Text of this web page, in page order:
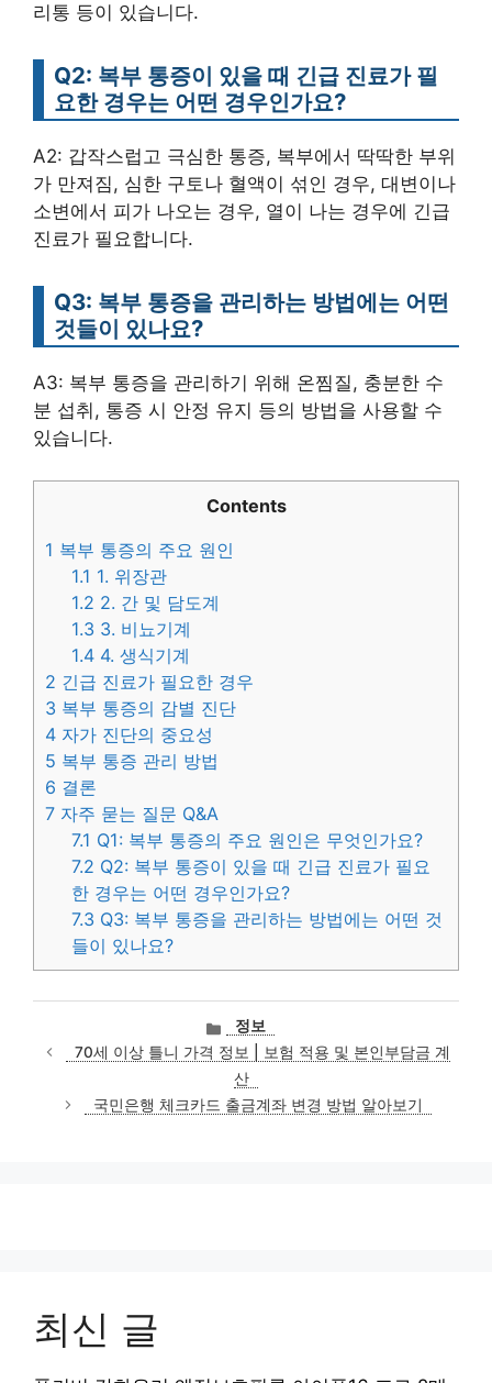
리통 등이 있습니다.
Q2: 복부 통증이 있을 때 긴급 진료가 필
요한 경우는 어떤 경우인가요?
A2: 갑작스럽고 극심한 통증, 복부에서 딱딱한 부위
가 만져짐, 심한 구토나 혈액이 섞인 경우, 대변이나
소변에서 피가 나오는 경우, 열이 나는 경우에 긴급
진료가 필요합니다.
Q3: 복부 통증을 관리하는 방법에는 어떤
것들이 있나요?
A3: 복부 통증을 관리하기 위해 온찜질, 충분한 수
분 섭취, 통증 시 안정 유지 등의 방법을 사용할 수
있습니다.
Contents
1 복부 통증의 주요 원인
1.1 1. 위장관
1.2 2. 간 및 담도계
1.3 3. 비뇨기계
1.4 4. 생식기계
2 긴급 진료가 필요한 경우
3 복부 통증의 감별 진단
4 자가 진단의 중요성
5 복부 통증 관리 방법
6 결론
7 자주 묻는 질문 Q&A
7.1 Q1: 복부 통증의 주요 원인은 무엇인가요?
7.2 Q2: 복부 통증이 있을 때 긴급 진료가 필요
한 경우는 어떤 경우인가요?
7.3 Q3: 복부 통증을 관리하는 방법에는 어떤 것
들이 있나요?
카
테
고
리
정보
70세 이상 틀니 가격 정보 | 보험 적용 및 본인부담금 계
산
국민은행 체크카드 출금계좌 변경 방법 알아보기
최신 글